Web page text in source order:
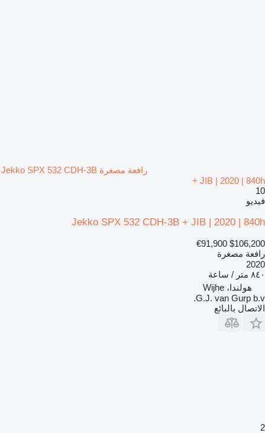
رافعة مصغرة Jekko SPX 532 CDH-3B
+ JIB | 2020 | 840h
10
فيديو
Jekko SPX 532 CDH-3B + JIB | 2020 | 840h
$106,200
€91,900
رافعة مصغرة
2020
٨٤٠ متر / ساعة
هولندا، Wijhe
G.J. van Gurp b.v.
الاتصال بالبائع
2